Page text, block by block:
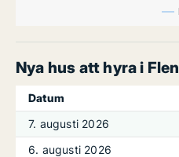
Nya hus att hyra i Flen
Datum
7. augusti 2026
6. augusti 2026